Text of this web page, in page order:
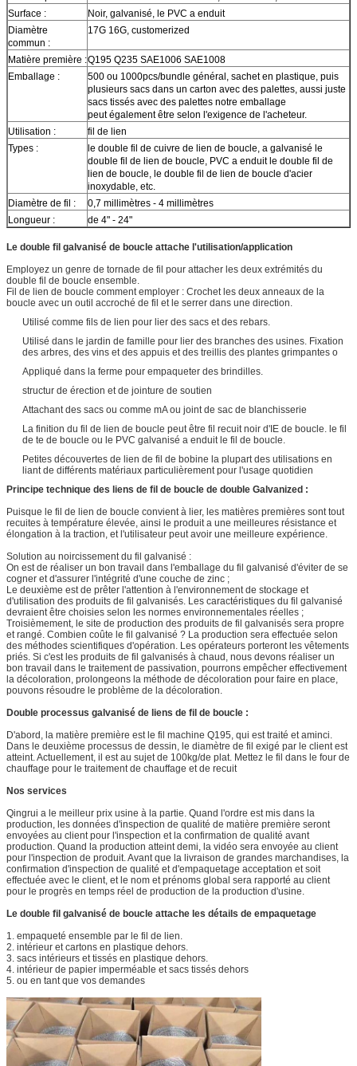
Surface :
Noir, galvanisé, le PVC a enduit
Diamètre
commun :
17G 16G, customerized
Matière première :Q195 Q235 SAE1006 SAE1008
Emballage :
500 ou 1000pcs/bundle général, sachet en plastique, puis
plusieurs sacs dans un carton avec des palettes, aussi juste
sacs tissés avec des palettes notre emballage
peut également être selon l'exigence de l'acheteur.
Utilisation :
fil de lien
Types :
le double fil de cuivre de lien de boucle, a galvanisé le
double fil de lien de boucle, PVC a enduit le double fil de
lien de boucle, le double fil de lien de boucle d'acier
inoxydable, etc.
Diamètre de fil :
0,7 millimètres - 4 millimètres
Longueur :
de 4" - 24"
Le double fil galvanisé de boucle attache l'utilisation/application
Employez un genre de tornade de fil pour attacher les deux extrémités du
double fil de boucle ensemble.
Fil de lien de boucle comment employer : Crochet les deux anneaux de la
boucle avec un outil accroché de fil et le serrer dans une direction.
Utilisé comme fils de lien pour lier des sacs et des rebars.
Utilisé dans le jardin de famille pour lier des branches des usines. Fixation
des arbres, des vins et des appuis et des treillis des plantes grimpantes o
Appliqué dans la ferme pour empaqueter des brindilles.
structur de érection et de jointure de soutien
Attachant des sacs ou comme mA ou joint de sac de blanchisserie
La finition du fil de lien de boucle peut être fil recuit noir d'IE de boucle. le fil
de te de boucle ou le PVC galvanisé a enduit le fil de boucle.
Petites découvertes de lien de fil de bobine la plupart des utilisations en
liant de différents matériaux particulièrement pour l'usage quotidien
Principe technique des liens de fil de boucle de double Galvanized :
Puisque le fil de lien de boucle convient à lier, les matières premières sont tout
recuites à température élevée, ainsi le produit a une meilleures résistance et
élongation à la traction, et l'utilisateur peut avoir une meilleure expérience.
Solution au noircissement du fil galvanisé :
On est de réaliser un bon travail dans l'emballage du fil galvanisé d'éviter de se
cogner et d'assurer l'intégrité d'une couche de zinc ;
Le deuxième est de prêter l'attention à l'environnement de stockage et
d'utilisation des produits de fil galvanisés. Les caractéristiques du fil galvanisé
devraient être choisies selon les normes environnementales réelles ;
Troisièmement, le site de production des produits de fil galvanisés sera propre
et rangé. Combien coûte le fil galvanisé ? La production sera effectuée selon
des méthodes scientifiques d'opération. Les opérateurs porteront les vêtements
priés. Si c'est les produits de fil galvanisés à chaud, nous devons réaliser un
bon travail dans le traitement de passivation, pourrons empêcher effectivement
la décoloration, prolongeons la méthode de décoloration pour faire en place,
pouvons résoudre le problème de la décoloration.
Double processus galvanisé de liens de fil de boucle :
D'abord, la matière première est le fil machine Q195, qui est traité et aminci.
Dans le deuxième processus de dessin, le diamètre de fil exigé par le client est
atteint. Actuellement, il est au sujet de 100kg/de plat. Mettez le fil dans le four de
chauffage pour le traitement de chauffage et de recuit
Nos services
Qingrui a le meilleur prix usine à la partie. Quand l'ordre est mis dans la
production, les données d'inspection de qualité de matière première seront
envoyées au client pour l'inspection et la confirmation de qualité avant
production. Quand la production atteint demi, la vidéo sera envoyée au client
pour l'inspection de produit. Avant que la livraison de grandes marchandises, la
confirmation d'inspection de qualité et d'empaquetage acceptation et soit
effectuée avec le client, et le nom et prénoms global sera rapporté au client
pour le progrès en temps réel de production de la production d'usine.
Le double fil galvanisé de boucle attache les détails de empaquetage
1. empaqueté ensemble par le fil de lien.
2. intérieur et cartons en plastique dehors.
3. sacs intérieurs et tissés en plastique dehors.
4. intérieur de papier imperméable et sacs tissés dehors
5. ou en tant que vos demandes